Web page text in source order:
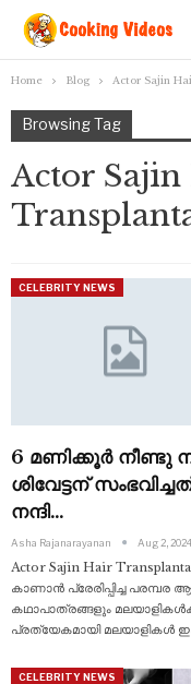
Home Blog Actor Sajin
Browsing Tag
Actor
CELEBRITY NEWS
6 മണിക്കൂർ നീണ്ടു
ശിവേട്ടന്
നന്ദി…
Asha Rajanarayanan Aug 2, 2024
Actor Sajin Hair
കാണാൻ പ്രേരിപ്പിച്ച
കഥാപാത്രങ്ങളും
പ്രത്യേകമായി മലയാളികൾ
CELEBRITY NEWS